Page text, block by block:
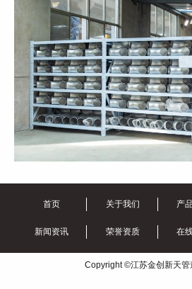
首页 关于我们 产
新闻资讯 荣誉资质 在
Copyright ©江苏金创新天管